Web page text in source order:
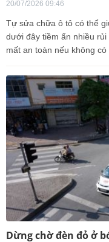
20/07/2026 09:46
Tự sửa chữa ô tô có thể
dưới đây tiềm ẩn nhiều
mất an toàn nếu không có
Dừng chờ đèn đỏ ở